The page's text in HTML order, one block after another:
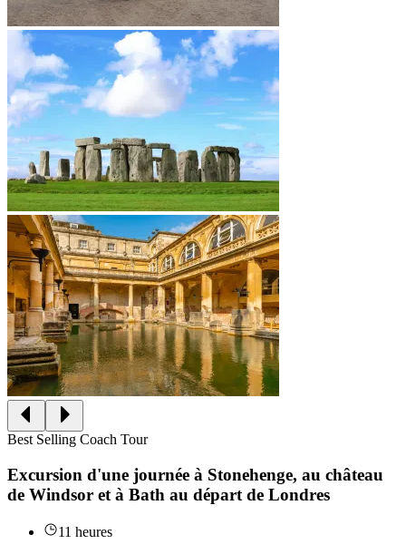
Best Selling Coach Tour
Excursion d'une journée à Stonehenge, au château
de Windsor et à Bath au départ de Londres
11 heures